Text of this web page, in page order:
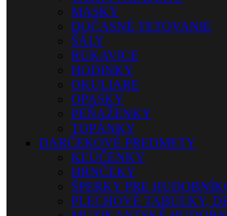
MASKY
DOČASNÉ TETOVANIE
ŠÁLY
RUKAVICE
HODINKY
OKULIARE
OPASKY
PEŇAŽENKY
TOPÁNKY
DARČEKOVÉ PREDMETY
KĽÚČENKY
HRNČEKY
ŠPERKY PRE
PLECHOVÉ TABUĽKY,